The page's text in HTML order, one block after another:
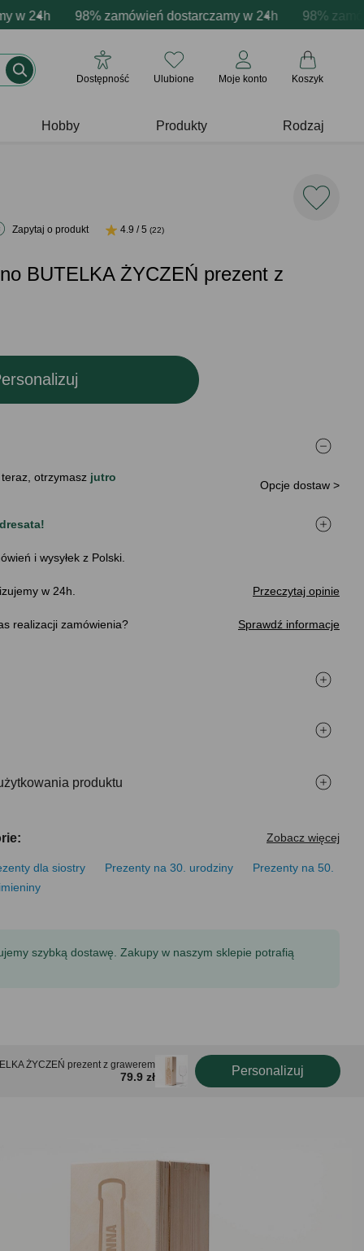
24h 98% zamówień dostarczamy w 24h 98%
produktów Profesjonalna i darmowa personalizacja
emocje - zawsze udane prezenty Prezentujemy
Dostępność Ulubione Moje konto Koszyk
Hobby Produkty Rodzaj
Zapytaj o produkt 4.9 / 5(22)
BUTELKA ŻYCZEŃ prezent z
otrzymasz jutro
Opcje dostaw >
i wysyłek z Polski.
w 24h. Przeczytaj opinie
realizacji zamówienia Sprawdź informacje
produktu
Zobacz więcej
dla siostry Prezenty na 30. urodziny
Prezenty na 50.
szybką dostawę. Zakupy w naszym sklepie potrafią
ŻYCZEŃ prezent z grawerem
79.9 zł Personalizuj